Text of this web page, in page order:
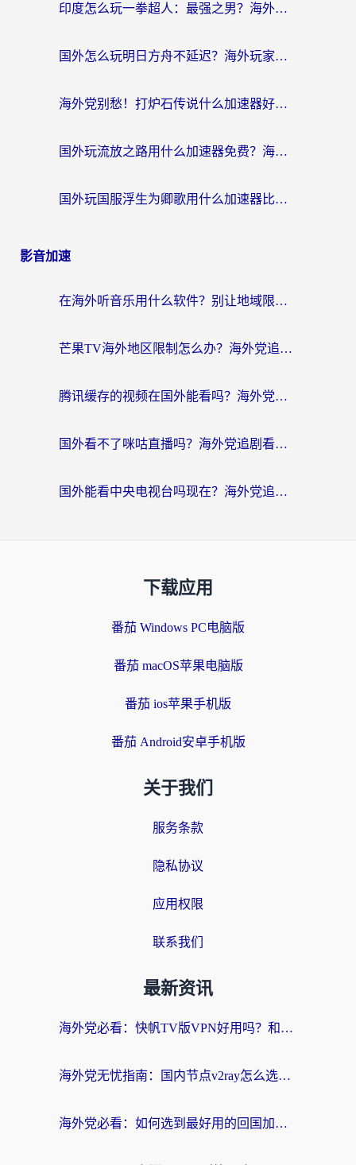
印度怎么玩一拳超人：最强之男？海外党国服游戏加速避坑指南
国外怎么玩明日方舟不延迟？海外玩家国服游戏加速终极指南（附DNF梦幻诛仙解决方案）
海外党别愁！打炉石传说什么加速器好用？3个实用技巧解决国服游戏卡顿
国外玩流放之路用什么加速器免费？海外党亲测有效的国服游戏加速指南
国外玩国服浮生为卿歌用什么加速器比较好？海外党亲测不踩坑指南
影音加速
在海外听音乐用什么软件？别让地域限制断了你的华语歌单
芒果TV海外地区限制怎么办？海外党追剧看片的实用加速器选择指南
腾讯缓存的视频在国外能看吗？海外党追剧看片的终极解决方案
国外看不了咪咕直播吗？海外党追剧看片的加速器选择指南
国外能看中央电视台吗现在？海外党追剧看央视的实用指南
下载应用
番茄 Windows PC电脑版
番茄 macOS苹果电脑版
番茄 ios苹果手机版
番茄 Android安卓手机版
关于我们
服务条款
隐私协议
应用权限
联系我们
最新资讯
海外党必看：快帆TV版VPN好用吗？和快游VPN对比哪个回国效果更好？附实用避坑指南
海外党无忧指南：国内节点v2ray怎么选？一键回国VPN+多场景实测帮你避坑
海外党必看：如何选到最好用的回国加速器？从节点到售后的全维度指南